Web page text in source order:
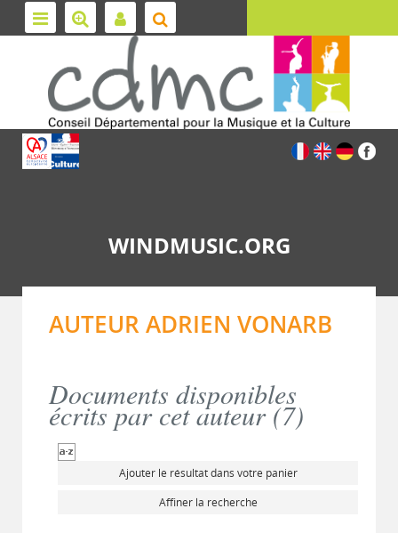
WINDMUSIC.ORG
AUTEUR ADRIEN VONARB
Documents disponibles
écrits par cet auteur (7)
Ajouter le résultat dans votre panier
Affiner la recherche